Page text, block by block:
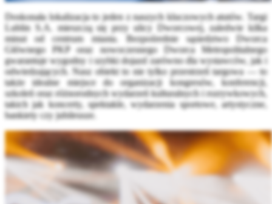
Doskonała lokalizacja to jeden z naszych kluczowych atutów. Targi
Lublin S.A. mieszczą się przy ulicy Dworcowej, zaledwie kilka
minut od centrum miasta. Bezpośrednie sąsiedztwo Dworca
Głównego PKP oraz nowoczesnego Dworca Metropolitalnego
gwarantuje wygodny i szybki dojazd zarówno dla wystawców, jak i
odwiedzających. Nasz obiekt to nie tylko przestrzeń targowa — to
także idealne miejsce do organizacji kongresów, konferencji,
szkoleń oraz różnorodnych wydarzeń kulturalnych i rozrywkowych,
takich jak koncerty, spektakle, wydarzenia sportowe, artystyczne,
bankiety czy jubileusze.